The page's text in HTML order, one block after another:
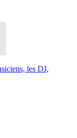
les DJ,